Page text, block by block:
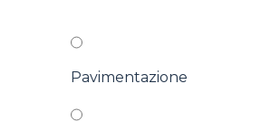
Pavimentazione